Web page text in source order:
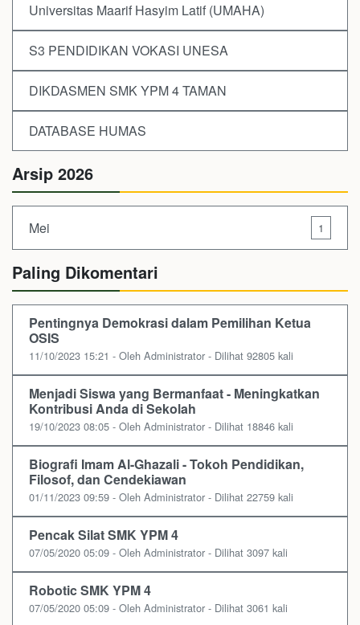
Universitas Maarif Hasyim Latif (UMAHA)
S3 PENDIDIKAN VOKASI UNESA
DIKDASMEN SMK YPM 4 TAMAN
DATABASE HUMAS
Arsip 2026
Mei 1
Paling Dikomentari
Pentingnya Demokrasi dalam Pemilihan Ketua
OSIS
11/10/2023 15:21 - Oleh Administrator - Dilihat 92805 kali
Menjadi Siswa yang Bermanfaat - Meningkatkan
Kontribusi Anda di Sekolah
19/10/2023 08:05 - Oleh Administrator - Dilihat 18846 kali
Biografi Imam Al-Ghazali - Tokoh Pendidikan,
Filosof, dan Cendekiawan
01/11/2023 09:59 - Oleh Administrator - Dilihat 22759 kali
Pencak Silat SMK YPM 4
07/05/2020 05:09 - Oleh Administrator - Dilihat 3097 kali
Robotic SMK YPM 4
07/05/2020 05:09 - Oleh Administrator - Dilihat 3061 kali